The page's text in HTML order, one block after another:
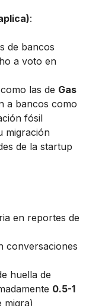
:
de bancos
a voto en
las de Gas
a bancos como
fósil
migración
de la startup
en reportes de
conversaciones
huella de
0.5-1
migra)